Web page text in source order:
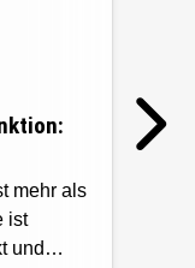
mehr als
ist
und